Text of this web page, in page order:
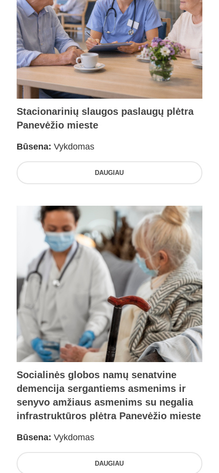
Stacionarinių slaugos paslaugų plėtra
Panevėžio mieste
Būsena: Vykdomas
DAUGIAU
Socialinės globos namų senatvine
demencija sergantiems asmenims ir
senyvo amžiaus asmenims su negalia
infrastruktūros plėtra Panevėžio mieste
Būsena: Vykdomas
DAUGIAU